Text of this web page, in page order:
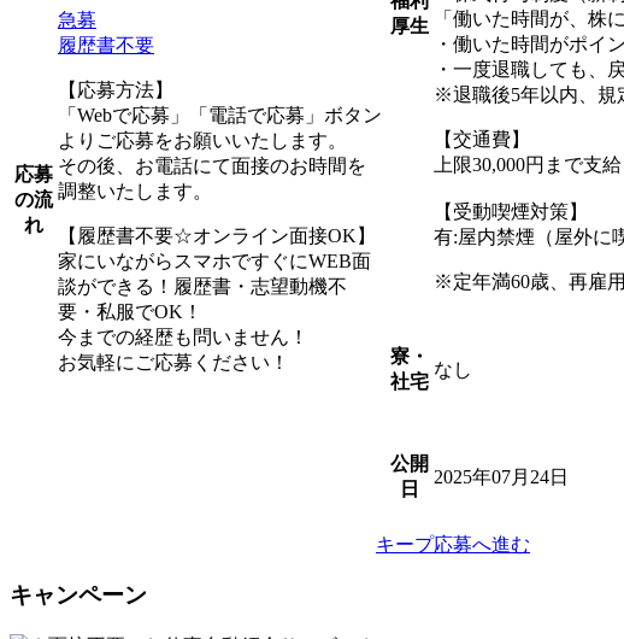
応募
の流
れ
急募
履歴書不要
【応募方法】
「Webで応募」「電話で応募」ボタン
よりご応募をお願いいたします。
その後、お電話にて面接のお時間を
調整いたします。
【履歴書不要☆オンライン面接OK】
家にいながらスマホですぐにWEB面
談ができる！履歴書・志望動機不
要・私服でOK！
今までの経歴も問いません！
お気軽にご応募ください！
厚生
「働いた時間が、株
・働いた時間がポイ
・一度退職しても、
※退職後5年以内、規
【交通費】
上限30,000円まで支
【受動喫煙対策】
有:屋内禁煙（屋外に
※定年満60歳、再雇
寮・
社宅
なし
公開
日
2025年07月24日
キープ応募へ進む
キャンペーン